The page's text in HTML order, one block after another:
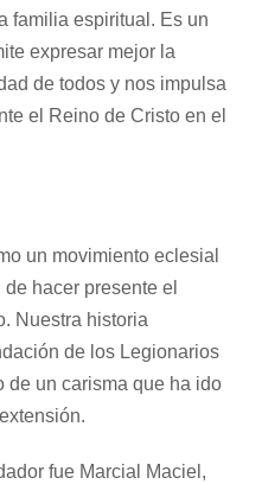
familia espiritual. Es un
expresar mejor la
de todos y nos impulsa
el Reino de Cristo en el
un movimiento eclesial
hacer presente el
Nuestra historia
de los Legionarios
de un carisma que ha ido
fue Marcial Maciel,